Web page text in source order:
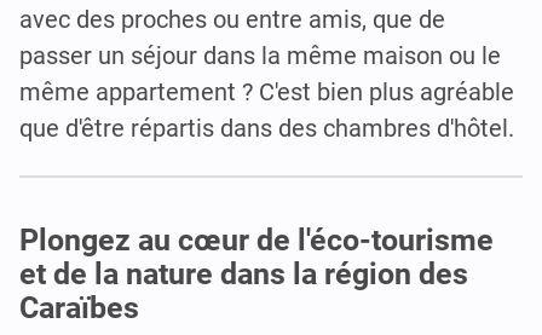
avec des proches ou entre amis, que de
passer un séjour dans la même maison ou le
même appartement ? C'est bien plus agréable
que d'être répartis dans des chambres d'hôtel.
Plongez au cœur de l'éco-tourisme
et de la nature dans la région des
Caraïbes